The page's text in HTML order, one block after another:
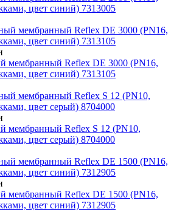
цвет синий) 7313005
мембранный Reflex DE 3000 (PN16,
цвет синий) 7313105
мембранный Reflex S 12 (PN10,
цвет серый) 8704000
мембранный Reflex DE 1500 (PN16,
цвет синий) 7312905